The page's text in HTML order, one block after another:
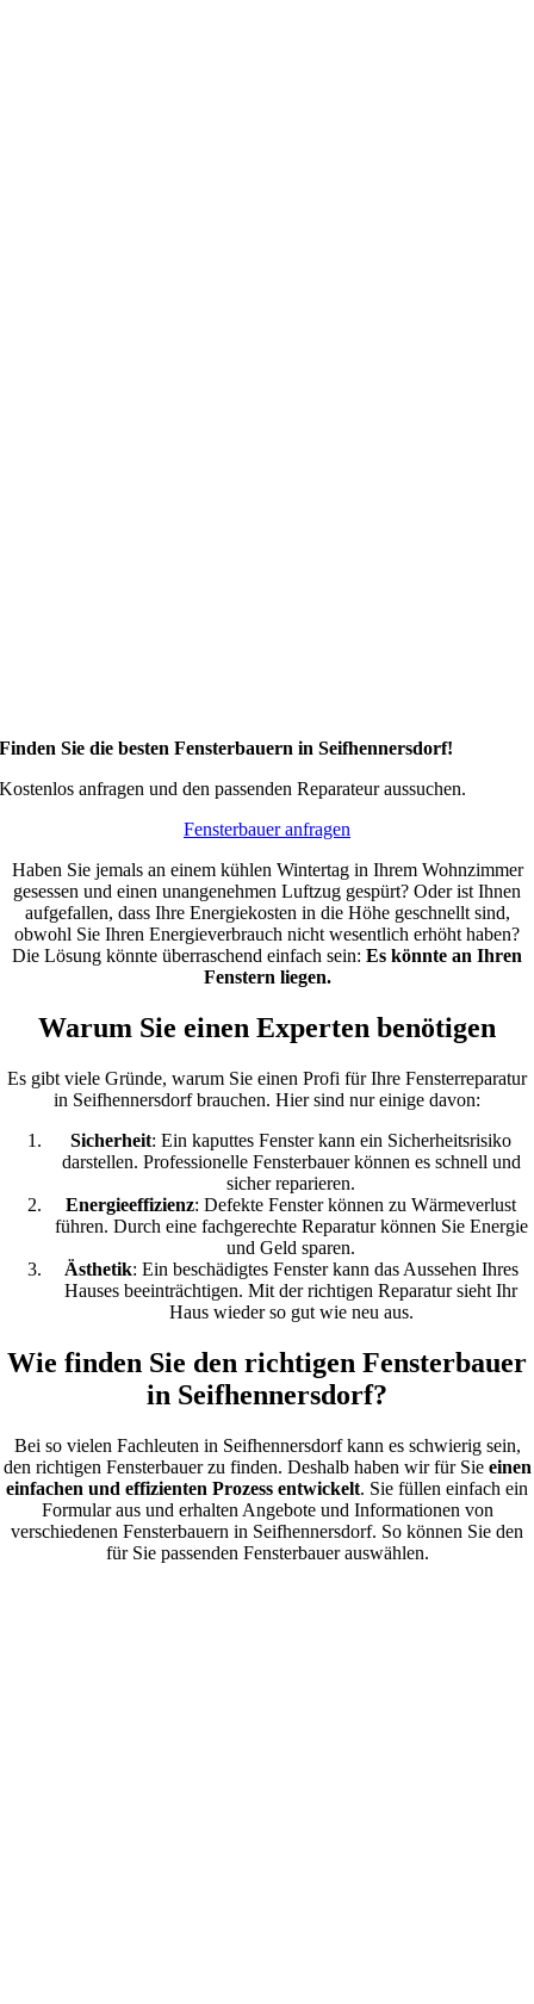
Finden Sie die besten Fensterbauern in Seifhennersdorf!
Kostenlos anfragen und den passenden Reparateur aussuchen.
Fensterbauer anfragen
Haben Sie jemals an einem kühlen Wintertag in Ihrem Wohnzimmer
gesessen und einen unangenehmen Luftzug gespürt? Oder ist Ihnen
aufgefallen, dass Ihre Energiekosten in die Höhe geschnellt sind,
obwohl Sie Ihren Energieverbrauch nicht wesentlich erhöht haben?
Die Lösung könnte überraschend einfach sein: Es könnte an Ihren
Fenstern liegen.
Warum Sie einen Experten benötigen
Es gibt viele Gründe, warum Sie einen Profi für Ihre Fensterreparatur
in Seifhennersdorf brauchen. Hier sind nur einige davon:
Sicherheit: Ein kaputtes Fenster kann ein Sicherheitsrisiko
darstellen. Professionelle Fensterbauer können es schnell und
sicher reparieren.
Energieeffizienz: Defekte Fenster können zu Wärmeverlust
führen. Durch eine fachgerechte Reparatur können Sie Energie
und Geld sparen.
Ästhetik: Ein beschädigtes Fenster kann das Aussehen Ihres
Hauses beeinträchtigen. Mit der richtigen Reparatur sieht Ihr
Haus wieder so gut wie neu aus.
Wie finden Sie den richtigen Fensterbauer
in Seifhennersdorf?
Bei so vielen Fachleuten in Seifhennersdorf kann es schwierig sein,
den richtigen Fensterbauer zu finden. Deshalb haben wir für Sie einen
einfachen und effizienten Prozess entwickelt. Sie füllen einfach ein
Formular aus und erhalten Angebote und Informationen von
verschiedenen Fensterbauern in Seifhennersdorf. So können Sie den
für Sie passenden Fensterbauer auswählen.